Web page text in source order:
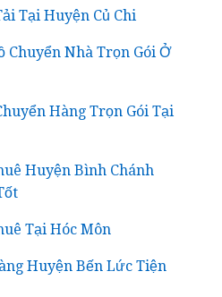
Tại Huyện Củ Chi
Chuyển Nhà Trọn Gói Ở
Hàng Trọn Gói Tại
Huyện Bình Chánh
Tại Hóc Môn
Huyện Bến Lức Tiện